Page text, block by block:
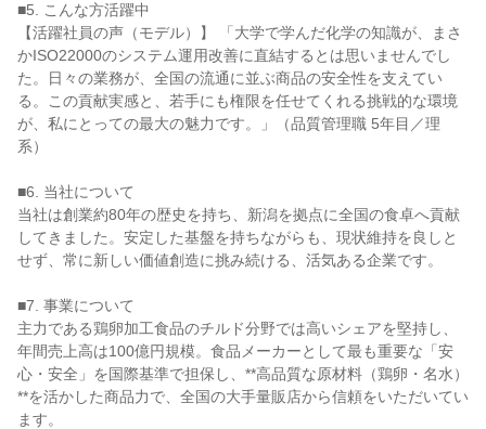
■5. こんな方活躍中
【活躍社員の声（モデル）】 「大学で学んだ化学の知識が、まさ
かISO22000のシステム運用改善に直結するとは思いませんでし
た。日々の業務が、全国の流通に並ぶ商品の安全性を支えてい
る。この貢献実感と、若手にも権限を任せてくれる挑戦的な環境
が、私にとっての最大の魅力です。」（品質管理職 5年目／理
系）
■6. 当社について
当社は創業約80年の歴史を持ち、新潟を拠点に全国の食卓へ貢献
してきました。安定した基盤を持ちながらも、現状維持を良しと
せず、常に新しい価値創造に挑み続ける、活気ある企業です。
■7. 事業について
主力である鶏卵加工食品のチルド分野では高いシェアを堅持し、
年間売上高は100億円規模。食品メーカーとして最も重要な「安
心・安全」を国際基準で担保し、**高品質な原材料（鶏卵・名水）
**を活かした商品力で、全国の大手量販店から信頼をいただいてい
ます。